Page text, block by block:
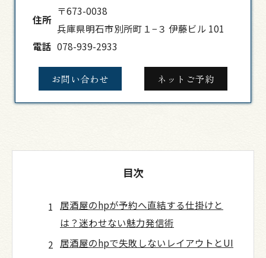
住所
〒673-0038
兵庫県明石市別所町１−３ 伊藤ビル 101
電話 078-939-2933
お問い合わせ ネットご予約
目次
居酒屋のhpが予約へ直結する仕掛けと
は？迷わせない魅力発信術
居酒屋のhpで失敗しないレイアウトとUI